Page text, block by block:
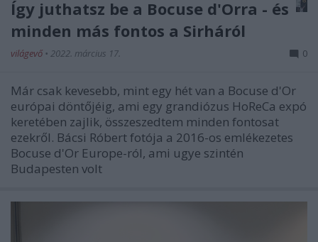
Így juthatsz be a Bocuse d'Orra - és
minden más fontos a Sirháról
világevő • 2022. március 17. 0
Már csak kevesebb, mint egy hét van a Bocuse d'Or
európai döntőjéig, ami egy grandiózus HoReCa expó
keretében zajlik, összeszedtem minden fontosat
ezekről. Bácsi Róbert fotója a 2016-os emlékezetes
Bocuse d'Or Europe-ról, ami ugye szintén
Budapesten volt